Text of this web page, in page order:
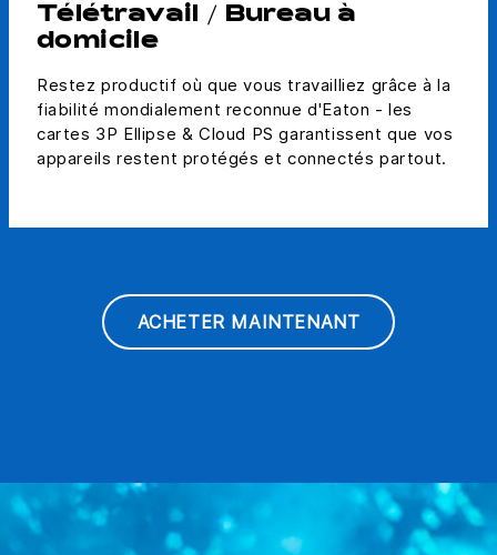
Télétravail / Bureau à
domicile
Restez productif où que vous travailliez grâce à la
fiabilité mondialement reconnue d'Eaton - les
cartes 3P Ellipse & Cloud PS garantissent que vos
appareils restent protégés et connectés partout.
ACHETER MAINTENANT